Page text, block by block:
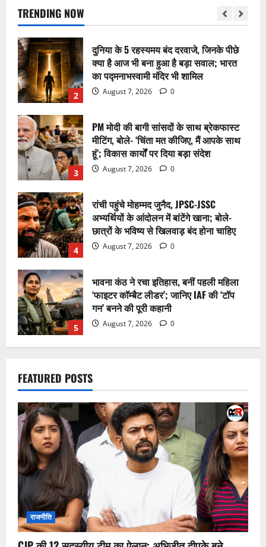
TRENDING NOW
2
3
PM मोदी की बागी सांसदों के साथ ब्रेकफास्ट
मीटिंग, बोले- ‘चिंता मत कीजिए, मैं आपके साथ
हूं’; विकास कार्यों पर दिया बड़ा संदेश
August 7, 2026 0
4
रांची पहुंचे मोहम्मद जुनैद, JPSC-JSSC
अभ्यर्थियों के आंदोलन में बांटेंगे खाना; बोले-
छात्रों के भविष्य से खिलवाड़ बंद होना चाहिए
August 7, 2026 0
5
भावना कंठ ने रचा इतिहास, बनीं पहली महिला
‘फाइटर कॉम्बैट लीडर’; जानिए IAF की ‘टॉप
गन’ बनने की पूरी कहानी
August 7, 2026 0
1
CJP की 12 सदस्यीय टीम का ऐलान: अभिजीत
दीपके बने राष्ट्रीय संयोजक, जानिए किसे मिली
कौन सी जिम्मेदारी
August 7, 2026 0
2
क्या है आज भी बना हुआ है बड़ा सवाल; भारत
का पद्मनाभस्वामी मंदिर भी शामिल
August 7, 2026 0
3
PM मोदी की बागी सांसदों के साथ ब्रेकफास्ट
मीटिंग, बोले- ‘चिंता मत कीजिए, मैं आपके साथ
हूं’; विकास कार्यों पर दिया बड़ा संदेश
August 7, 2026
रांची पहुंचे मोहम्मद जुनैद, JPSC-JSSC
अभ्यर्थियों के आंदोलन में बांटेंगे खाना; बोले-
छात्रों के भविष्य से खिलवाड़ बंद होना चाहिए
FEATURED POSTS
राजनीति